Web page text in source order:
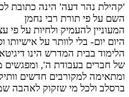
'קהילת נהר דעה' הינה כתובת
השם על פי תורת רבי נחמן
המעוניין להעמיק ולחיות על פי
היום יום- בלי לוותר על אישיותו
הלימוד בבית המדרש הינו
של חברים בעבודת ה',
ומתאימה למקורבים חדשים
ברסלב ולכל מי שזקוק לאהבה